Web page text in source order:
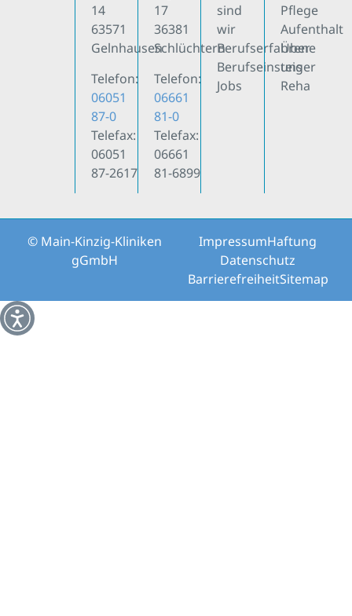
14
63571
Gelnhausen
Telefon:
06051
87-0
Telefax:
06051
87-2617
17
36381
Schlüchtern
Telefon:
06661
81-0
Telefax:
06661
81-6899
sind
wir
Berufserfahrene
Berufseinsteiger
Jobs
Pflege
Aufenthalt
Über
uns
Reha
© Main-Kinzig-Kliniken
gGmbH
ImpressumHaftung
Datenschutz
BarrierefreiheitSitemap
Weitere Informationen über den gesperrten Inhalt.